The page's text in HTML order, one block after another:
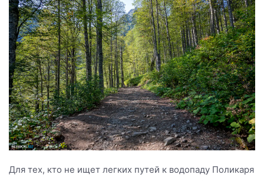
Для тех, кто не ищет легких путей к водопаду Поликаря